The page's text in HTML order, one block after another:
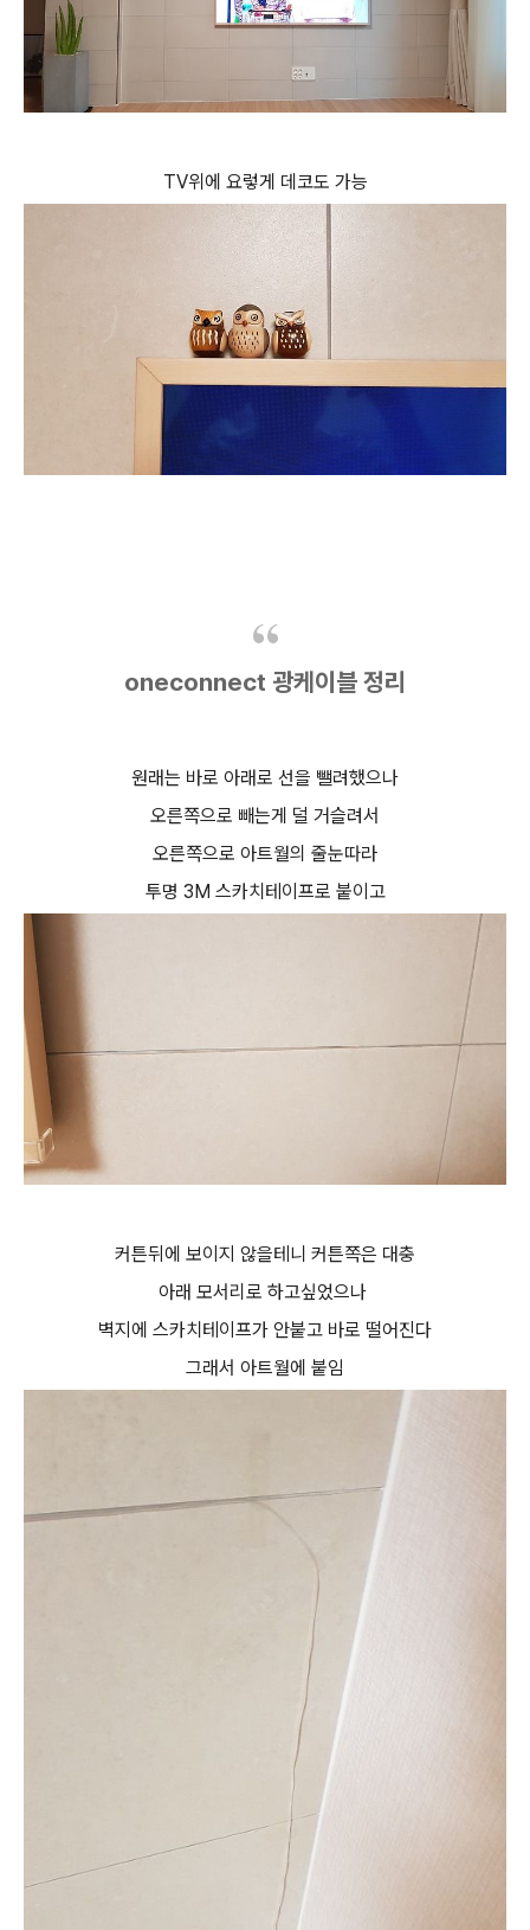
TV위에 요렇게 데코도 가능
oneconnect 광케이블 정리
원래는 바로 아래로 선을 뺄려했으나
오른쪽으로 빼는게 덜 거슬려서
오른쪽으로 아트월의 줄눈따라
투명 3M 스카치테이프로 붙이고
커튼뒤에 보이지 않을테니 커튼쪽은 대충
아래 모서리로 하고싶었으나
벽지에 스카치테이프가 안붙고 바로 떨어진다
그래서 아트월에 붙임